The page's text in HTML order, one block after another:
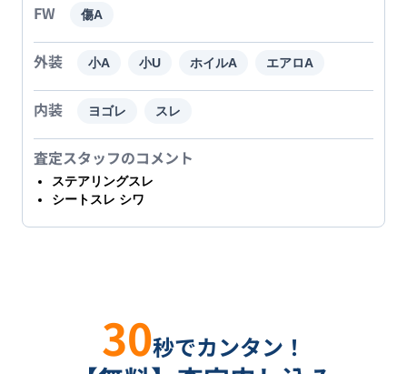
FW 傷A
外装 小A 小U ホイルA エアロA
内装 ヨゴレ スレ
査定スタッフのコメント
ステアリングスレ
シートスレ シワ
30秒でカンタン！